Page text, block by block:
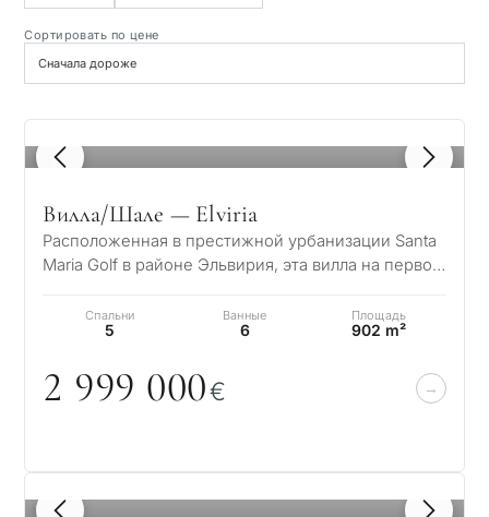
Сортировать по цене
1 / 8
Вилла/Шале — Elviria
Расположенная в престижной урбанизации Santa
Maria Golf в районе Эльвирия, эта вилла на первой
Спальни
5
Ванные
6
Площадь
902 m²
2 999 000€
1 / 8